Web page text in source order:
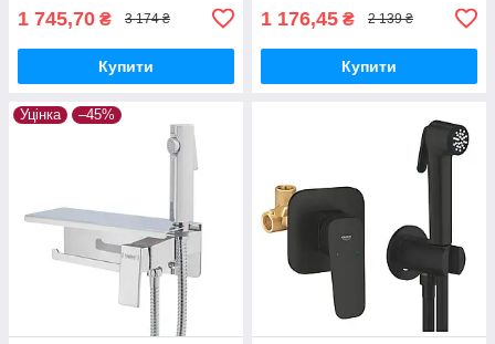
1 745,70 ₴ 3 174 ₴
Купити
1 176,45 ₴ 2 139 ₴
Купити
Уцінка –45%